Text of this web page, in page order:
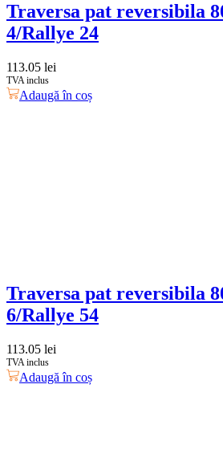
Traversa pat reversibila
4/Rallye 24
113.05 lei
TVA inclus
Adaugă în coș
Traversa pat reversibila
6/Rallye 54
113.05 lei
TVA inclus
Adaugă în coș